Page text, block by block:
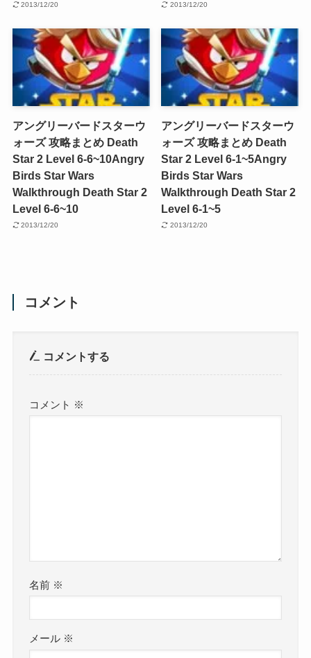
2013/12/20 2013/12/20
アングリーバードスターウ
ォーズ 攻略まとめ Death
Star 2 Level 6-6~10Angry
Birds Star Wars
Walkthrough Death Star 2
Level 6-6~10
2013/12/20
アングリーバードスターウ
ォーズ 攻略まとめ Death
Star 2 Level 6-1~5Angry
Birds Star Wars
Walkthrough Death Star 2
Level 6-1~5
2013/12/20
コメント
コメントする
コメント ※
名前 ※
メール ※